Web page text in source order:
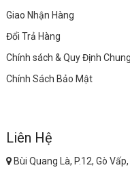
Giao Nhận Hàng
Đổi Trả Hàng
Chính sách & Quy Định Chung
Chính Sách Bảo Mật
Liên Hệ
Bùi Quang Là, P.12, Gò Vấp,